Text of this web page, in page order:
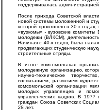
поддерживалась
После прихода Советской
новой системы моложенной и
которой произошло в 30-х
«вузкомы» - вузовские комитеты
молодежи (ВЛКСМ),
Начиная с 40-х годов, была
продвигающих студенческую
строительные отряды.
В итоге комсомольская
молодежную организацию,
научно-техническое
воспитанием, развитием
комсомольской организации
молодых управленцев и
управленческих кадров. В
граждан Союза Советских
28 лет.